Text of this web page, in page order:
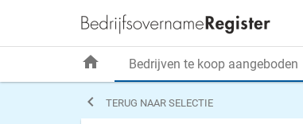
 TERUG NAAR SELECTIE
home Bedrijven te koop aangeboden